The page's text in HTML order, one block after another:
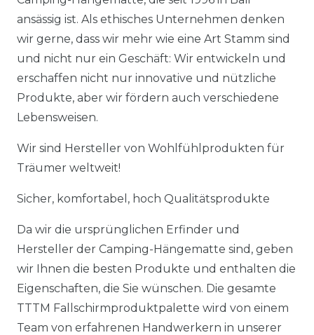
ansässig ist. Als ethisches Unternehmen denken
wir gerne, dass wir mehr wie eine Art Stamm sind
und nicht nur ein Geschäft: Wir entwickeln und
erschaffen nicht nur innovative und nützliche
Produkte, aber wir fördern auch verschiedene
Lebensweisen.
Wir sind Hersteller von Wohlfühlprodukten für
Träumer weltweit!
Sicher, komfortabel, hoch Qualitätsprodukte
Da wir die ursprünglichen Erfinder und
Hersteller der Camping-Hängematte sind, geben
wir Ihnen die besten Produkte und enthalten die
Eigenschaften, die Sie wünschen. Die gesamte
TTTM Fallschirmproduktpalette wird von einem
Team von erfahrenen Handwerkern in unserer